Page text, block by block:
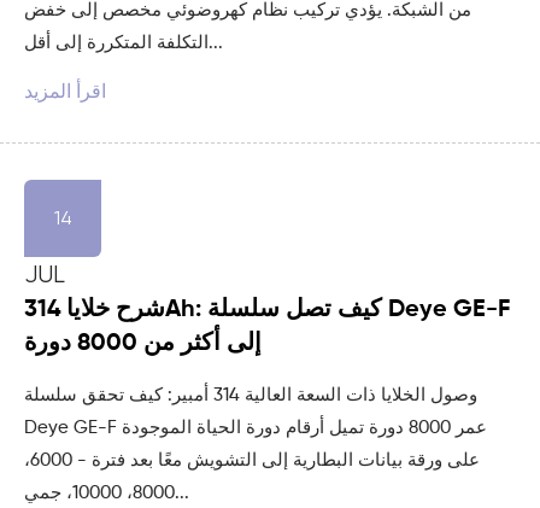
من الشبكة. يؤدي تركيب نظام كهروضوئي مخصص إلى خفض
التكلفة المتكررة إلى أقل...
اقرأ المزيد
14
JUL
شرح خلايا 314Ah: كيف تصل سلسلة Deye GE-F
إلى أكثر من 8000 دورة
وصول الخلايا ذات السعة العالية 314 أمبير: كيف تحقق سلسلة
Deye GE-F عمر 8000 دورة تميل أرقام دورة الحياة الموجودة
على ورقة بيانات البطارية إلى التشويش معًا بعد فترة - 6000،
8000، 10000، جمي...